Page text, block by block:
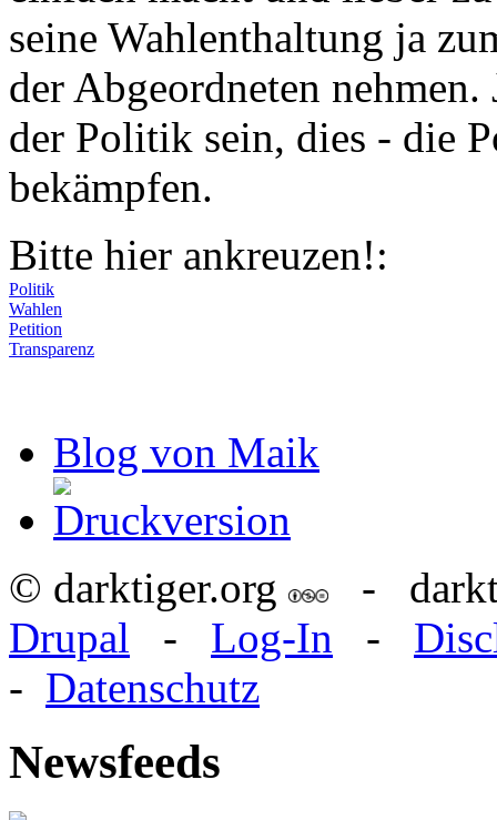
seine Wahlenthaltung ja
der Abgeordneten
der Politik sein, dies - die
bekämpfen.
Bitte hier ankreuzen!:
Politik
Wahlen
Petition
Transparenz
Blog von Maik
© darktiger.org
-
Drupal - Log-In -
- Datenschutz
Newsfeeds